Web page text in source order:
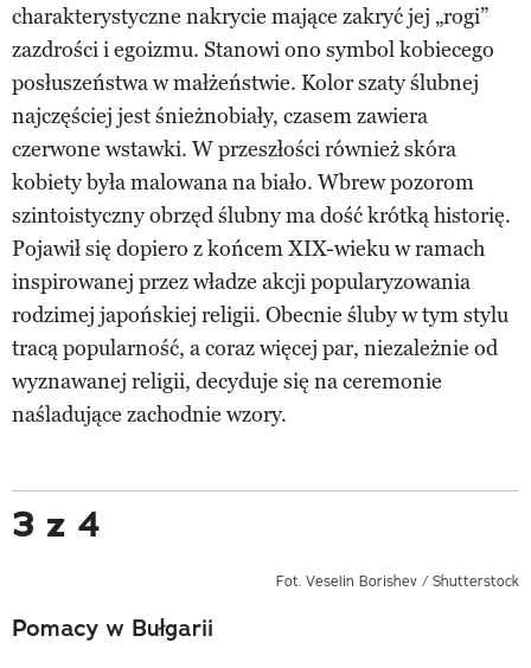
charakterystyczne nakrycie mające zakryć jej „rogi”
zazdrości i egoizmu. Stanowi ono symbol kobiecego
posłuszeństwa w małżeństwie. Kolor szaty ślubnej
najczęściej jest śnieżnobiały, czasem zawiera
czerwone wstawki. W przeszłości również skóra
kobiety była malowana na biało. Wbrew pozorom
szintoistyczny obrzęd ślubny ma dość krótką historię.
Pojawił się dopiero z końcem XIX-wieku w ramach
inspirowanej przez władze akcji popularyzowania
rodzimej japońskiej religii. Obecnie śluby w tym stylu
tracą popularność, a coraz więcej par, niezależnie od
wyznawanej religii, decyduje się na ceremonie
naśladujące zachodnie wzory.
3 z 4
Fot. Veselin Borishev / Shutterstock
Pomacy w Bułgarii